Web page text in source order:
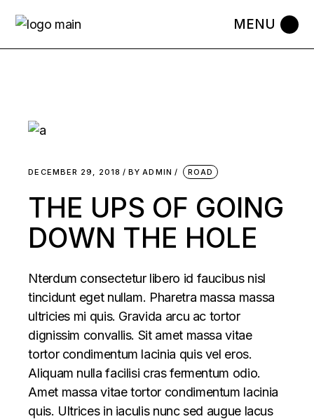
the
DECEMBER 29, 2018 BY ADMIN ROAD
THE UPS OF GOING
DOWN THE HOLE
Nterdum consectetur libero id faucibus nisl
tincidunt eget nullam. Pharetra massa massa
ultricies mi quis. Gravida arcu ac tortor
dignissim convallis. Sit amet massa vitae
tortor condimentum lacinia quis vel eros.
Aliquam nulla facilisi cras fermentum odio.
Amet massa vitae tortor condimentum lacinia
quis. Ultrices in iaculis nunc sed augue lacus